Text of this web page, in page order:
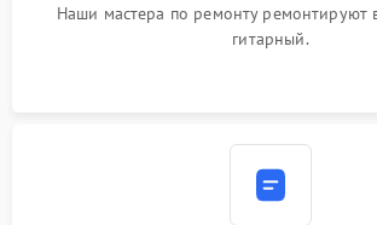
Наши мастера по ремонту ремонтируют
гитарный.